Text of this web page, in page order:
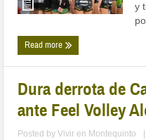
y
Read more
Dura derrota de
ante Feel Volley
Posted byVivir en Montequinto